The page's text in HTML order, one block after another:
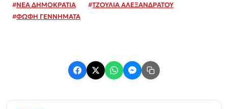
#ΝΕΑ ΔΗΜΟΚΡΑΤΙΑ #ΤΖΟΥΛΙΑ ΑΛΕΞΑΝΔΡΑΤΟΥ
#ΦΩΦΗ ΓΕΝΝΗΜΑΤΑ